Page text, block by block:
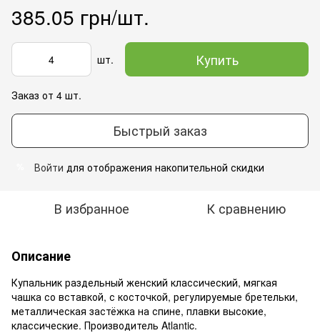
385.05 грн/шт.
шт. Купить
Заказ от 4 шт.
Быстрый заказ
Войти для отображения накопительной скидки
В избранное К сравнению
Описание
Купальник раздельный женский классический, мягкая
чашка со вставкой, с косточкой, регулируемые бретельки,
металлическая застёжка на спине, плавки высокие,
классические. Производитель Atlantic.